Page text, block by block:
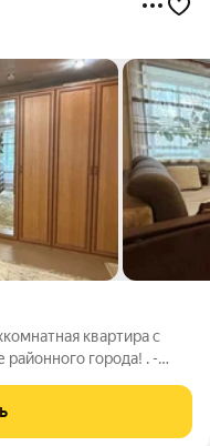
квартира с
города! . -
2. Это